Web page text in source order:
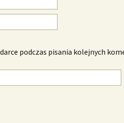
podczas pisania kolejnych